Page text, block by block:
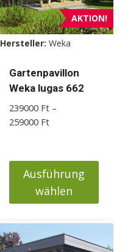
AKTION!
Hersteller: Weka
Gartenpavillon
Weka lugas 662
239000 Ft –
259000 FtPreisspanne:
259000 Ft
Ausführung
wählen
Produkt
weist